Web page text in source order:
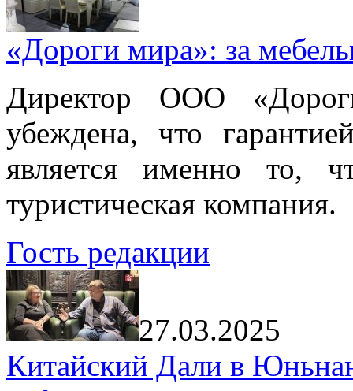
«Дороги мира»: за
Директор ООО
убеждена, что
является именно то,
туристическая компания.
Гость редакции
27.03.2025
Китайский Дали в